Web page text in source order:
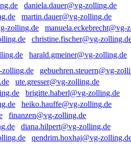
daniela.dauer@vg-zolling.de
martin.dauer@vg-zolling.de
manuela.eckebrecht@vg-
christine.fischer@vg-
harald.gmeiner@vg-zolling.de
gebuehren.steuern@vg-
ute.gresser@vg-zolling.de
brigitte.haberl@vg-zolling.de
heiko.hauffe@vg-zolling.de
finanzen@vg-zolling.de
diana.hilpert@vg-zolling.de
qendrim.hoxhaj@vg-